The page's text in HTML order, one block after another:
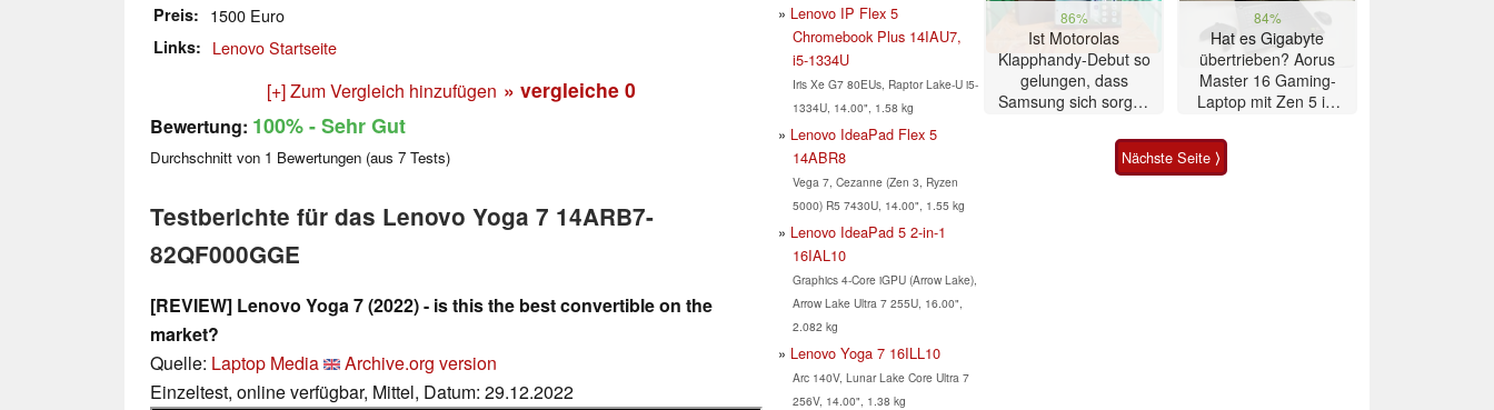
Preis 1500 Euro
Links Lenovo Startseite
[+] Zum Vergleich hinzufügen » vergleiche 0
Bewertung: 100%- Sehr Gut
Durchschnitt von 1 Bewertungen (aus 7 Tests)
Testberichte für das Lenovo Yoga 7 14ARB7-
82QF000GGE
[REVIEW] Lenovo Yoga 7 (2022) - is this the best convertible on the
market?
Quelle: Laptop Media
Archive.org version
Einzeltest, online verfügbar, Mittel, Datum: 29.12.2022
Lenovo IP Flex 5
Chromebook Plus 14IAU7,
i5-1334U
Iris Xe G7 80EUs, Raptor Lake-U i5-
1334U, 14.00", 1.58 kg
Lenovo IdeaPad Flex 5
14ABR8
Vega 7, Cezanne (Zen 3, Ryzen
5000) R5 7430U, 14.00", 1.55 kg
Lenovo IdeaPad 5 2-in-1
16IAL10
Graphics 4-Core iGPU (Arrow Lake),
Arrow Lake Ultra 7 255U, 16.00",
2.082 kg
Lenovo Yoga 7 16ILL10
Arc 140V, Lunar Lake Core Ultra 7
256V, 14.00", 1.38 kg
86%
Ist Motorolas
Klapphandy-Debut so
gelungen, dass
Samsung sich sorgen
Smartphone im Test
84%
Hat es Gigabyte
übertrieben? Aorus
Master 16 Gaming-
Laptop mit Zen 5 im
Nächste Seite ⟩